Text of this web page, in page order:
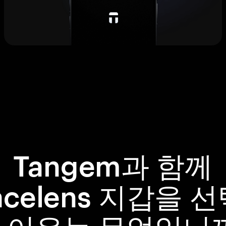
Tangem과 함께
지갑을 선